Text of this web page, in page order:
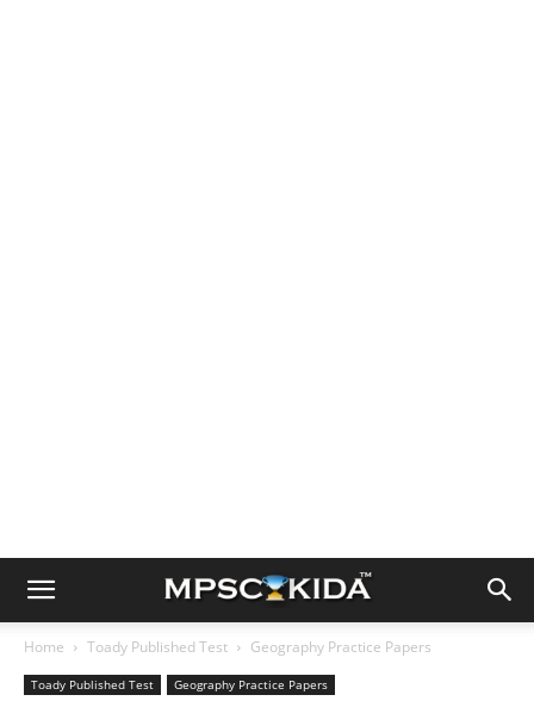
Home Toady Published Test Geography Practice Papers
Toady Published Test Geography Practice Papers